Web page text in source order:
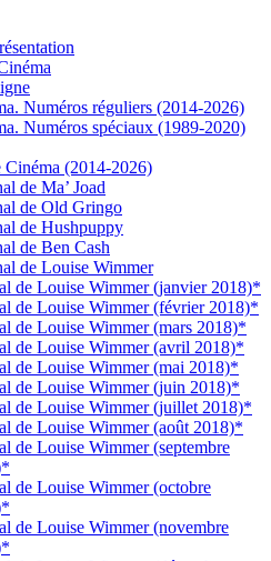
Numéros réguliers (2014-2026)
Numéros spéciaux (1989-2020)
Cinéma (2014-2026)
de Ma’ Joad
de Old Gringo
de Hushpuppy
de Ben Cash
de Louise Wimmer
de Louise Wimmer (janvier 2018)*
de Louise Wimmer (février 2018)*
de Louise Wimmer (mars 2018)*
de Louise Wimmer (avril 2018)*
de Louise Wimmer (mai 2018)*
de Louise Wimmer (juin 2018)*
de Louise Wimmer (juillet 2018)*
de Louise Wimmer (août 2018)*
de Louise Wimmer (septembre
de Louise Wimmer (octobre
de Louise Wimmer (novembre